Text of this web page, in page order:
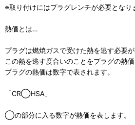
※取り付けにはプラグレンチが必要となり
熱価とは…
プラグは燃焼ガスで受けた熱を逃す必要が
この熱を逃す度合いのことをプラグの熱価
プラグの熱価は数字で表されます。
「CR◯HSA」
◯の部分に入る数字が熱価を表します。